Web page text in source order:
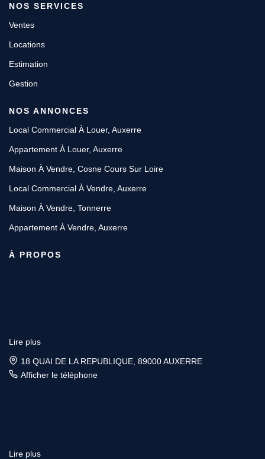
NOS SERVICES
Ventes
Locations
Estimation
Gestion
NOS ANNONCES
Local Commercial À Louer, Auxerre
Appartement À Louer, Auxerre
Maison À Vendre, Cosne Cours Sur Loire
Local Commercial À Vendre, Auxerre
Maison À Vendre, Tonnerre
Appartement À Vendre, Auxerre
À PROPOS
Lire plus
18 QUAI DE LA REPUBLIQUE, 89000 AUXERRE
Afficher le téléphone
Lire plus